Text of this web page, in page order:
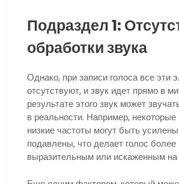
Подраздел 1:
обработки звука
Однако, при записи голоса все эти
отсутствуют, и звук идет прямо в
результате этого звук может
в реальности. Например,
низкие частоты могут быть
подавлены, что делает голос более
выразительным или искаженным на